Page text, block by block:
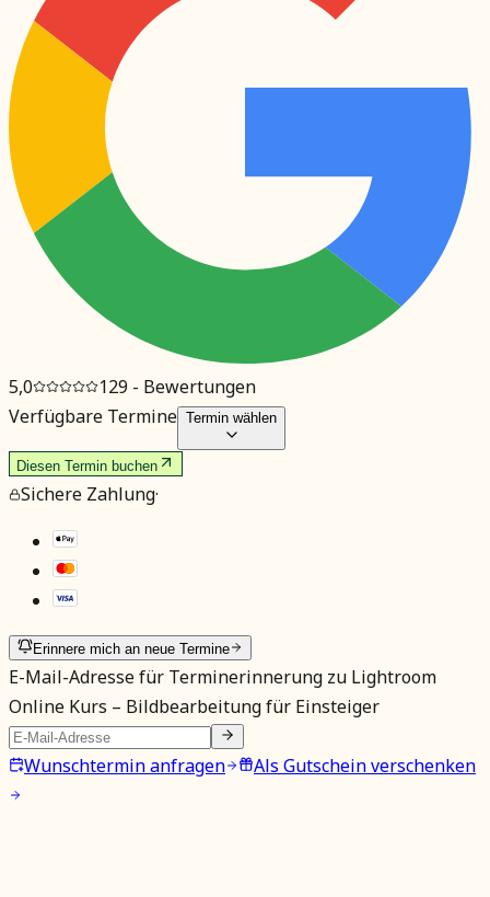
5,0 129 - Bewertungen
Verfügbare Termine Termin wählen
Diesen Termin buchen
Sichere Zahlung·
Erinnere mich an neue Termine
E-Mail-Adresse für Terminerinnerung zu Lightroom
Online Kurs – Bildbearbeitung für Einsteiger
Wunschtermin anfragen Als Gutschein verschenken